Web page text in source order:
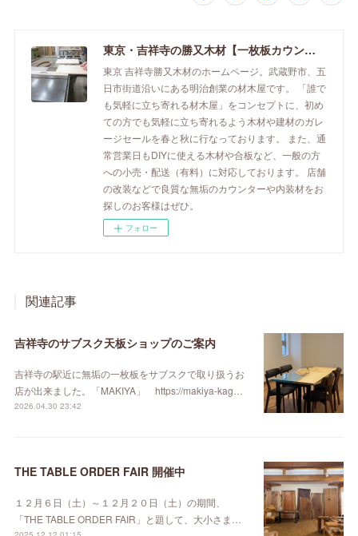
東京・吉祥寺の勝又木材【一枚板カウンター】
東京 吉祥寺勝又木材のホームページ。武蔵野市、五
日市街道沿いにある明治創業の材木屋です。 「誰で
も気軽に立ち寄れる材木屋」をコンセプトに、初め
ての方でも気軽に立ち寄れるよう木材や建材のガレ
ージセールを春と秋に行なっております。 また、通
常営業日もDIYに使える木材や合板など、一般の方
への小売・配送（有料）に対応しております。 店舗
の改装などで良質な無垢のカウンターや内装材をお
探しのお客様はぜひ。
フォロー
関連記事
吉祥寺のサブスク天板ショップのご案内
吉祥寺の駅近に無垢の一枚板をサブスクで取り扱うお
店が出来ました。「MAKIYA」 https://makiya-kag…
2026.04.30 23:42
THE TABLE ORDER FAIR 開催中
１２月６日（土）～１２月２０日（土）の期間、
「THE TABLE ORDER FAIR」と題して、大小さま…